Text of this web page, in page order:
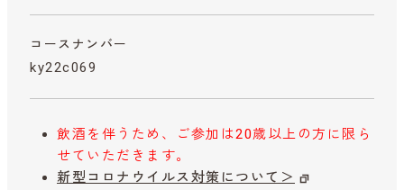
コースナンバー
ky22c069
飲酒を伴うため、ご参加は20歳以上の方に限ら
せていただきます。
新型コロナウイルス対策について＞